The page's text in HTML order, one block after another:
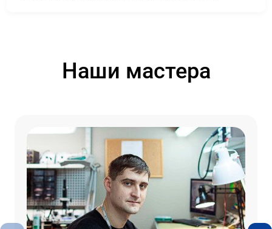
Наши мастера